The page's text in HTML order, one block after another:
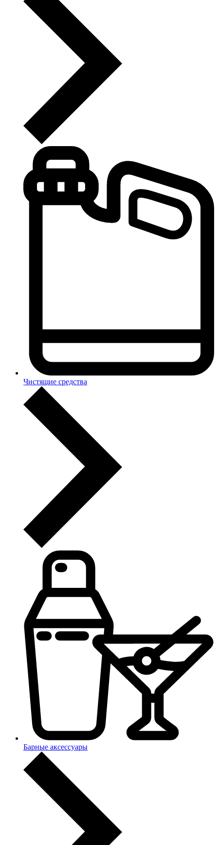
Чистящие средства
Барные аксессуары